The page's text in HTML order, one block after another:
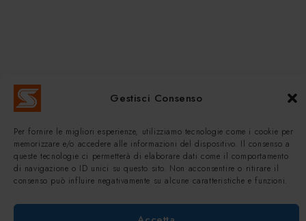
Gestisci Consenso
Per fornire le migliori esperienze, utilizziamo tecnologie come i cookie per
memorizzare e/o accedere alle informazioni del dispositivo. Il consenso a
queste tecnologie ci permetterà di elaborare dati come il comportamento
di navigazione o ID unici su questo sito. Non acconsentire o ritirare il
consenso può influire negativamente su alcune caratteristiche e funzioni.